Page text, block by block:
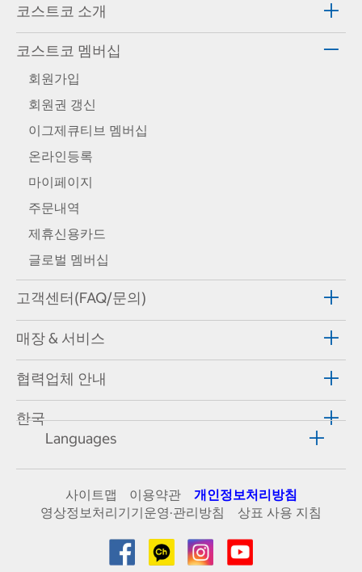
코스트코 소개
코스트코 멤버십
회원가입
회원권 갱신
이그제큐티브 멤버십
온라인등록
마이페이지
주문내역
제휴신용카드
글로벌 멤버십
고객센터(FAQ/문의)
매장 & 서비스
협력업체 안내
한국
Languages
사이트맵 이용약관
개인정보처리방침
영상정보처리기기운영·관리방침
상표 사용 지침